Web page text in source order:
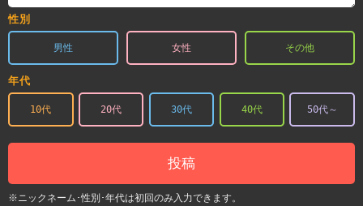
性別
男性 女性 その他
年代
10代 20代 30代 40代 50代～
投稿
※ニックネーム･性別･年代は初回のみ入力できます。